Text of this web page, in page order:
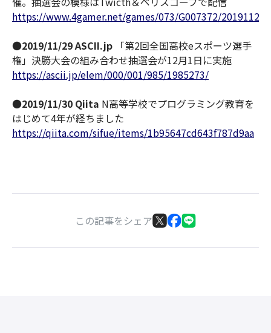
https://www.4gamer.net/games/073/G007372/
●2019/11/29 ASCII.jp 「第2回全国高校eスポーツ選手
権」決勝大会の組み合わせ抽選会が12月1日に実施
https://ascii.jp/elem/000/001/985/1985273/
●2019/11/30 Qiita N高等学校でプログラミング教育を
はじめて4年が経ちました
https://qiita.com/sifue/items/1b95647cd643f787d9aa
この記事をシェア